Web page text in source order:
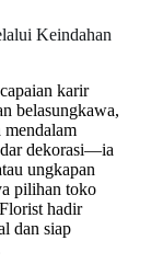
Keindahan
karir
belasungkawa,
mendalam
dekorasi—ia
ungkapan
pilihan toko
hadir
dan siap